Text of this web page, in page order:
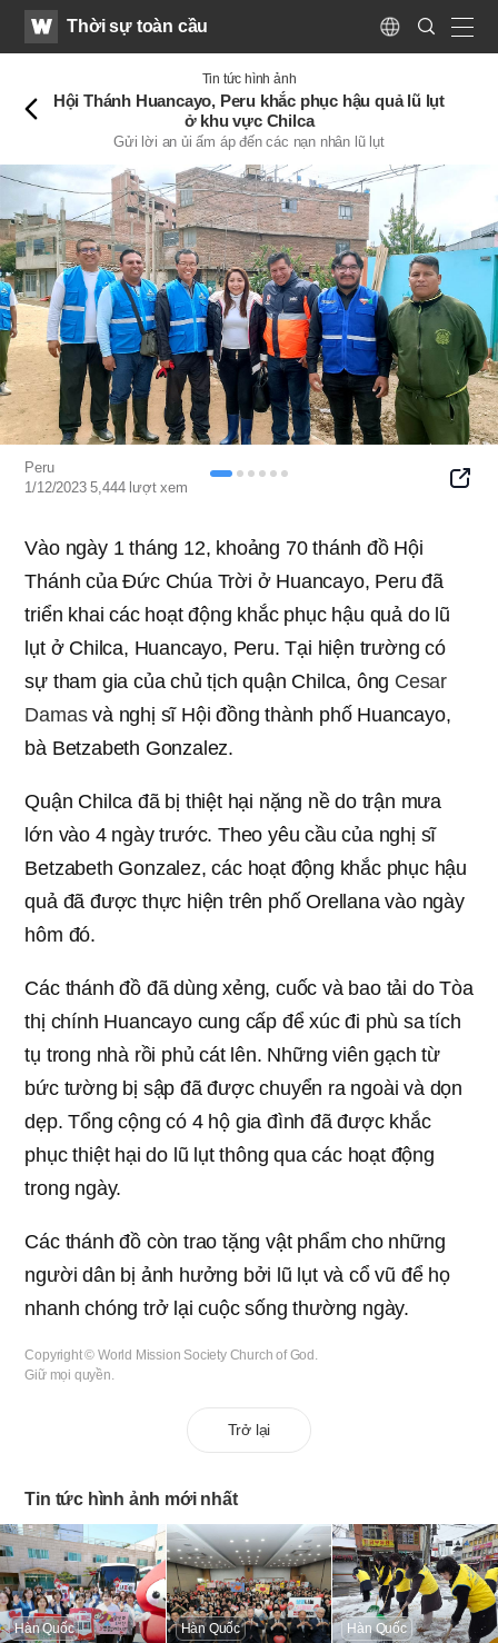
WATVThời sự toàn cầu
Language
Search
Submit
Tin tức hình ảnh
Hội Thánh Huancayo, Peru khắc phục hậu quả lũ lụt
ở khu vực Chilca
Gửi lời an ủi ấm áp đến các nạn nhân lũ lụt
Peru
1/12/2023 5,444 lượt xem
SNS
Vào ngày 1 tháng 12, khoảng 70 thánh đồ Hội
Thánh của Đức Chúa Trời ở Huancayo, Peru đã
triển khai các hoạt động khắc phục hậu quả do lũ
lụt ở Chilca, Huancayo, Peru. Tại hiện trường có
sự tham gia của chủ tịch quận Chilca, ông Cesar
Damasvà nghị sĩ Hội đồng thành phố Huancayo,
bà Betzabeth Gonzalez.
Quận Chilca đã bị thiệt hại nặng nề do trận mưa
lớn vào 4 ngày trước. Theo yêu cầu của nghị sĩ
Betzabeth Gonzalez, các hoạt động khắc phục hậu
quả đã được thực hiện trên phố Orellana vào ngày
hôm đó.
Các thánh đồ đã dùng xẻng, cuốc và bao tải do Tòa
thị chính Huancayo cung cấp để xúc đi phù sa tích
tụ trong nhà rồi phủ cát lên. Những viên gạch từ
bức tường bị sập đã được chuyển ra ngoài và dọn
dẹp. Tổng cộng có 4 hộ gia đình đã được khắc
phục thiệt hại do lũ lụt thông qua các hoạt động
trong ngày.
Các thánh đồ còn trao tặng vật phẩm cho những
người dân bị ảnh hưởng bởi lũ lụt và cổ vũ để họ
nhanh chóng trở lại cuộc sống thường ngày.
Copyright © World Mission Society Church of God.
Giữ mọi quyền.
Trở lại
Tin tức hình ảnh mới nhất
Hàn Quốc Hàn Quốc Hàn Quốc